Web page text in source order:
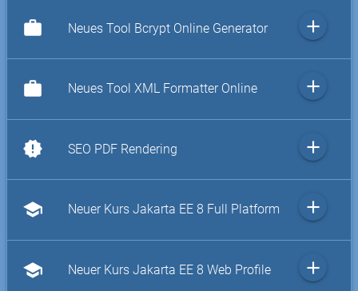
work Neues Tool Bcrypt Online Generator add
work Neues Tool XML Formatter Online add
new_releases SEO PDF Rendering add
school Neuer Kurs Jakarta EE 8 Full Platform add
school Neuer Kurs Jakarta EE 8 Web Profile add